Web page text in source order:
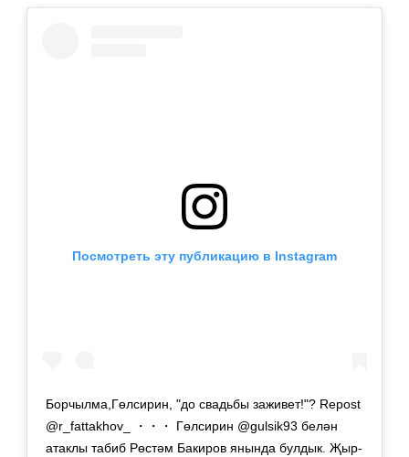
Посмотреть эту публикацию в Instagram
Борчылма,Гөлсирин, "до свадьбы заживет!"? Repost
@r_fattakhov_ ・・・ Гөлсирин @gulsik93 белән
атаклы табиб Рөстәм Бакиров янында булдык. Җыр-